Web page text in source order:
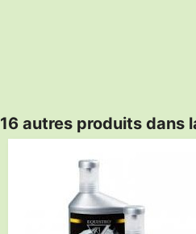
16 autres produits dans